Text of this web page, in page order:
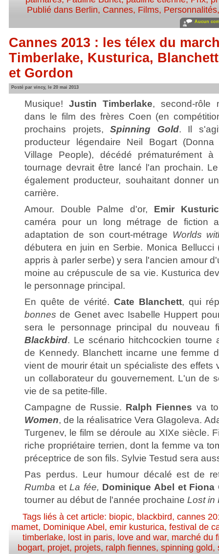
Publié dans Berlin, Cannes, Films,
Aucun
Cannes 2013 : les télex du
Timberlake, Kusturica,
et Gordon
Posté par vincy, le 20 mai 2013
Musique! Justin Timberlake, second-rôle
dans le film des frères Coen (en
prochains projets,Spinning Gold. Il
producteur légendaire Neil Bogart
Village People), décédé prématurément
tournage devrait être lancé l'an prochain.
également producteur, souhaitant donner
carrière.
Amour. Double Palme d'or, Emir
caméra pour un long métrage de fiction
adaptation de son court-métrage Worlds
débutera en juin en Serbie. Monica Bellucci
appris à parler serbe) y sera l'ancien amour
moine au crépuscule de sa vie. Kusturica
le personnage principal.
En quête de vérité. Cate Blanchett, qui
bonnes de Genet avec Isabelle Huppert
sera le personnage principal du nouveau
Blackbird. Le scénario hitchcockien tourne
de Kennedy. Blanchett incarne une femme
vient de mourir était un spécialiste des effets
un collaborateur du gouvernement. L'un de
vie de sa petite-fille.
Campagne de Russie. Ralph Fiennes va
Women, de la réalisatrice Vera Glagoleva.
Turgenev, le film se déroule au XIXe siècle.
riche propriétaire terrien, dont la femme va
préceptrice de son fils. Sylvie Testud sera
Pas perdus. Leur humour décalé est de
Rumba etLa fée, Dominique Abel et Fiona
tourner au début de l'année prochaine Lost in
Tags liés à cet article: biopic, blackbird, cannes
mamet, Dominique Abel ,emir kusturica,festival de
timberlake, lost in paris, love and war, marché du
bogart, projet, projets, ralph fiennes, spinning gold,